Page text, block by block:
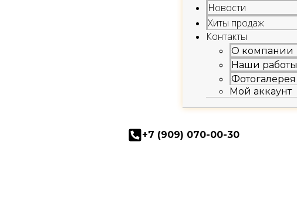
Новости
Хиты продаж
Контакты
О компании
Наши работы
Фотогалерея
Мой аккаунт
+7 (909) 070-00-30